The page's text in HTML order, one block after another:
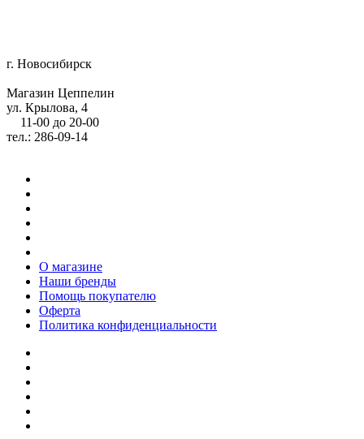
г. Новосибирск
Магазин Цеппелин
ул. Крылова, 4
11-00 до 20-00
тел.: 286-09-14
О магазине
Наши бренды
Помощь покупателю
Оферта
Политика конфиденциальности